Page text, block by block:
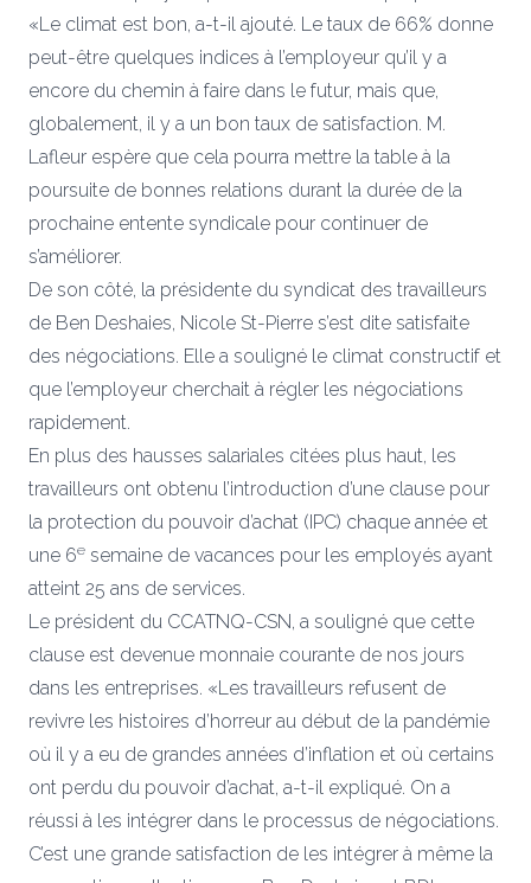
«Le climat est bon, a-t-il ajouté. Le taux de 66% donne
peut-être quelques indices à l’employeur qu’il y a
encore du chemin à faire dans le futur, mais que,
globalement, il y a un bon taux de satisfaction. M.
Lafleur espère que cela pourra mettre la table à la
poursuite de bonnes relations durant la durée de la
prochaine entente syndicale pour continuer de
s’améliorer.
De son côté, la présidente du syndicat des travailleurs
de Ben Deshaies, Nicole St-Pierre s’est dite satisfaite
des négociations. Elle a souligné le climat constructif et
que l’employeur cherchait à régler les négociations
rapidement.
En plus des hausses salariales citées plus haut, les
travailleurs ont obtenu l’introduction d’une clause pour
la protection du pouvoir d’achat (IPC) chaque année et
une 6e semaine de vacances pour les employés ayant
atteint 25 ans de services.
Le président du CCATNQ-CSN, a souligné que cette
clause est devenue monnaie courante de nos jours
dans les entreprises. «Les travailleurs refusent de
revivre les histoires d’horreur au début de la pandémie
où il y a eu de grandes années d’inflation et où certains
ont perdu du pouvoir d’achat, a-t-il expliqué. On a
réussi à les intégrer dans le processus de négociations.
C’est une grande satisfaction de les intégrer à même la